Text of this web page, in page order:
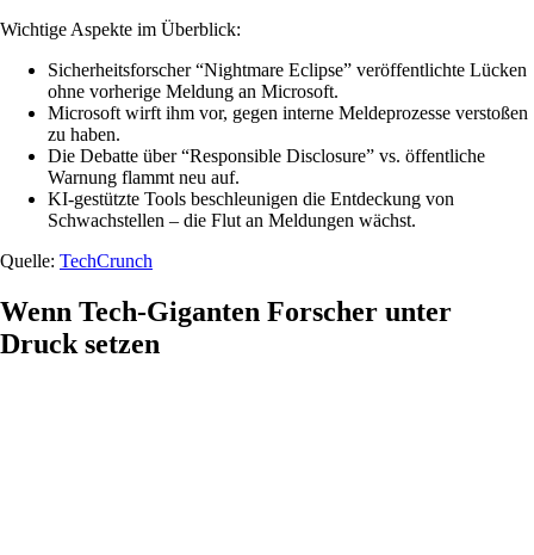
Wichtige Aspekte im Überblick:
Sicherheitsforscher “Nightmare Eclipse” veröffentlichte Lücken
ohne vorherige Meldung an Microsoft.
Microsoft wirft ihm vor, gegen interne Meldeprozesse verstoßen
zu haben.
Die Debatte über “Responsible Disclosure” vs. öffentliche
Warnung flammt neu auf.
KI-gestützte Tools beschleunigen die Entdeckung von
Schwachstellen – die Flut an Meldungen wächst.
Quelle: TechCrunch
Wenn Tech-Giganten Forscher unter
Druck setzen